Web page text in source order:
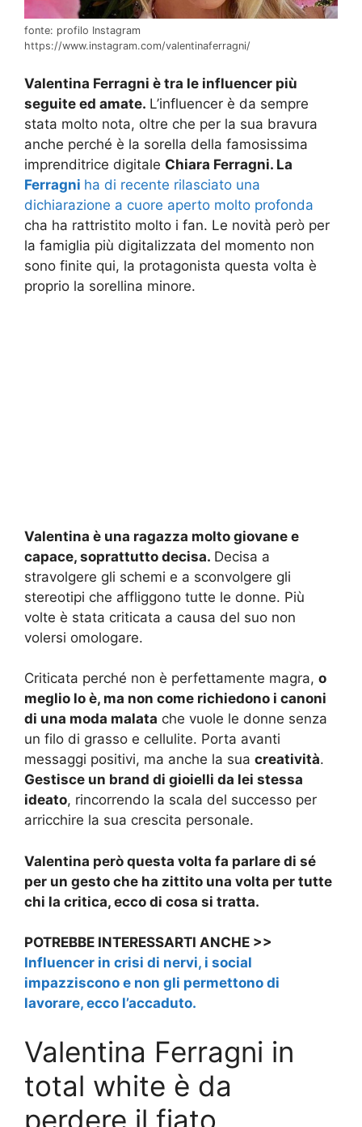
fonte: profilo Instagram
https://www.instagram.com/valentinaferragni/
Valentina Ferragni è tra le influencer più
seguite ed amate. L’influencer è da sempre
stata molto nota, oltre che per la sua bravura
anche perché è la sorella della famosissima
imprenditrice digitale Chiara Ferragni. La
Ferragni ha di recente rilasciato una
dichiarazione a cuore aperto molto profonda
cha ha rattristito molto i fan. Le novità però per
la famiglia più digitalizzata del momento non
sono finite qui, la protagonista questa volta è
proprio la sorellina minore.
Valentina è una ragazza molto giovane e
capace, soprattutto decisa. Decisa a
stravolgere gli schemi e a sconvolgere gli
stereotipi che affliggono tutte le donne. Più
volte è stata criticata a causa del suo non
volersi omologare.
Criticata perché non è perfettamente magra, o
meglio lo è, ma non come richiedono i canoni
di una moda malata che vuole le donne senza
un filo di grasso e cellulite. Porta avanti
messaggi positivi, ma anche la sua creatività.
Gestisce un brand di gioielli da lei stessa
ideato, rincorrendo la scala del successo per
arricchire la sua crescita personale.
Valentina però questa volta fa parlare di sé
per un gesto che ha zittito una volta per tutte
chi la critica, ecco di cosa si tratta.
POTREBBE INTERESSARTI ANCHE >>
Influencer in crisi di nervi, i social
impazziscono e non gli permettono di
lavorare, ecco l’accaduto.
Valentina Ferragni in
total white è da
perdere il fiato